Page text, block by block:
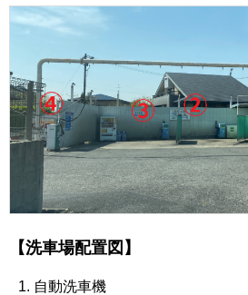
【洗車場配置図】
自動洗車機